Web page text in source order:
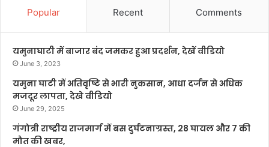
Popular Recent Comments
यमुनाघाटी में बाजार बंद जमकर हुआ प्रदर्शन, देखें वीडियो
June 3, 2023
यमुना घाटी में अतिवृष्टि से भारी नुकसान, आधा दर्जन से अधिक
मजदूर लापता, देखे वीडियो
June 29, 2025
गंगोत्री राष्ट्रीय राजमार्ग में बस दुर्घटनाग्रस्त, 28 घायल और 7 की
मौत की खबर,